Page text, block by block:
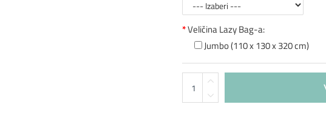
Veličina Lazy Bag-a:
Jumbo (110 x 130 x 320 cm)